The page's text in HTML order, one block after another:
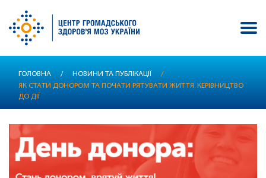
основного
ГОЛОВНА / НОВИНИ ТА ПУБЛІКАЦІЇ
/
ЯК СТАТИ ДОНОРОМ ТА ПОЧАТИ РЯТУВАТИ ЖИТТЯ. КЕРІВНИЦТВО
ДО ДІЇ